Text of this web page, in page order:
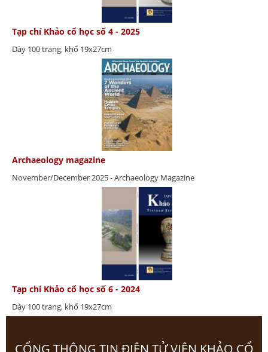
Tạp chí Khảo cổ học số 4 - 2025
Dày 100 trang, khổ 19x27cm
Archaeology magazine
November/December 2025 - Archaeology Magazine
Tạp chí Khảo cổ học số 6 - 2024
Dày 100 trang, khổ 19x27cm
CỔNG THÔNG TIN ĐIỆN TỬ VIỆN KHẢO CỔ